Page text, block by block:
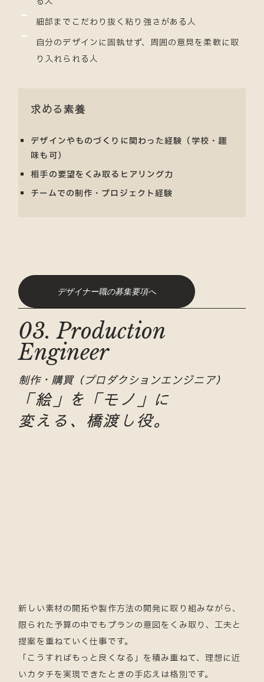
細部までこだわり抜く粘り強さがある人
自分のデザインに固執せず、周囲の意見を柔軟に取
り入れられる人
求める素養
デザインやものづくりに関わった経験（学校・趣
味も可）
相手の要望をくみ取るヒアリング力
チームでの制作・プロジェクト経験
デザイナー職の募集要項へ
03. Production
Engineer
制作・購買（プロダクションエンジニア）
「絵」を「モノ」に
変える、橋渡し役。
新しい素材の開拓や製作方法の開発に取り組みながら、
限られた予算の中でもプランの意図をくみ取り、工夫と
提案を重ねていく仕事です。
「こうすればもっと良くなる」を積み重ねて、理想に近
いカタチを実現できたときの手応えは格別です。